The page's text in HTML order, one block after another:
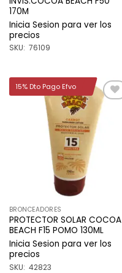
170M
Inicia Sesion para ver los
precios
SKU: 76109
Añadir
BRONCEADORES
PROTECTOR SOLAR COCOA
BEACH F15 POMO 130ML
Inicia Sesion para ver los
precios
SKU: 42823
15% Dto Pago Efvo